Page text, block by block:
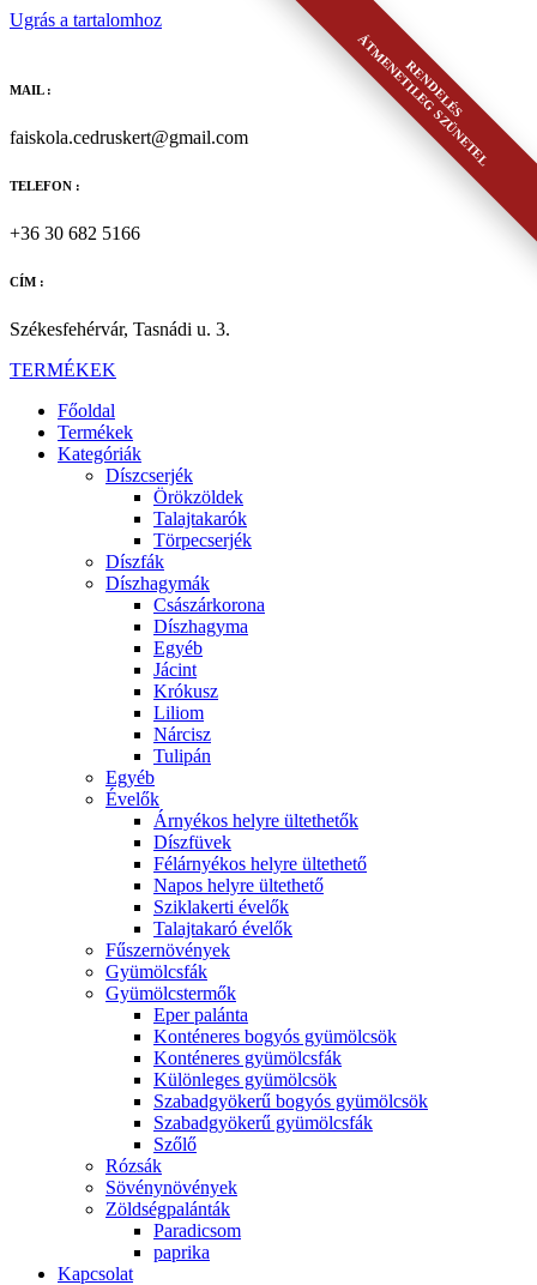
RENDELÉS
ÁTMENETILEG SZÜNETEL
Ugrás a tartalomhoz
MAIL :
faiskola.cedruskert@gmail.com
TELEFON :
+36 30 682 5166
CÍM :
Székesfehérvár, Tasnádi u. 3.
TERMÉKEK
Főoldal
Termékek
Kategóriák
Díszcserjék
Örökzöldek
Talajtakarók
Törpecserjék
Díszfák
Díszhagymák
Császárkorona
Díszhagyma
Egyéb
Jácint
Krókusz
Liliom
Nárcisz
Tulipán
Egyéb
Évelők
Árnyékos helyre ültethetők
Díszfüvek
Félárnyékos helyre ültethető
Napos helyre ültethető
Sziklakerti évelők
Talajtakaró évelők
Fűszernövények
Gyümölcsfák
Gyümölcstermők
Eper palánta
Konténeres bogyós gyümölcsök
Konténeres gyümölcsfák
Különleges gyümölcsök
Szabadgyökerű bogyós gyümölcsök
Szabadgyökerű gyümölcsfák
Szőlő
Rózsák
Sövénynövények
Zöldségpalánták
Paradicsom
paprika
Kapcsolat